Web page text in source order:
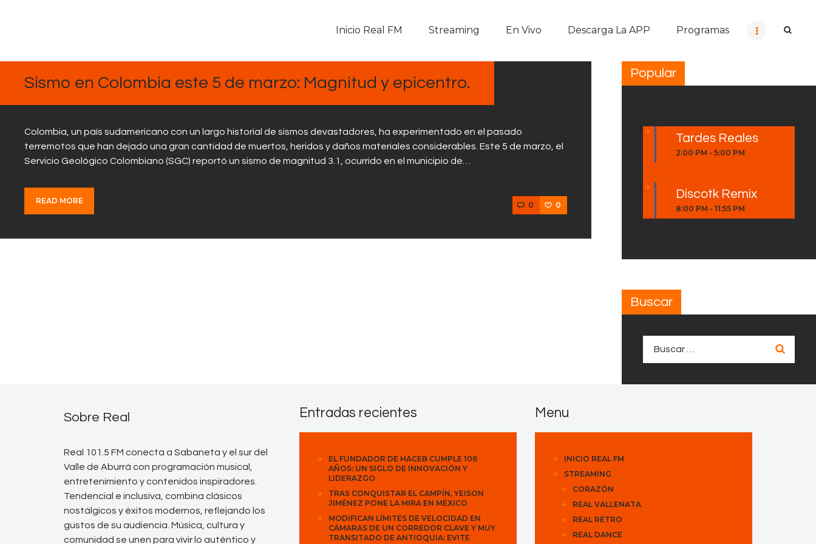
Inicio Real FM Streaming En Vivo Descarga La APP Programas
En Vivo
Programas
Sobre Nosotros
Sismo en Colombia este 5 de marzo: Magnitud y epicentro.
Colombia, un país sudamericano con un largo historial de sismos devastadores, ha experimentado en el pasado
terremotos que han dejado una gran cantidad de muertos, heridos y daños materiales considerables. Este 5 de marzo, el
Servicio Geológico Colombiano (SGC) reportó un sismo de magnitud 3.1, ocurrido en el municipio de…
READ MORE 0 0
Popular
Tardes Reales
2:00 PM -5:00 PM
Discotk Remix
8:00 PM -11:55 PM
Buscar
Sobre Real
Real 101.5 FM conecta a Sabaneta y el sur del
Valle de Aburrá con programación musical,
entretenimiento y contenidos inspiradores.
Tendencial e inclusiva, combina clásicos
nostálgicos y éxitos modernos, reflejando los
gustos de su audiencia. Música, cultura y
comunidad se unen para vivir lo auténtico y
Entradas recientes
EL FUNDADOR DE HACEB CUMPLE 106
AÑOS: UN SIGLO DE INNOVACIÓN Y
LIDERAZGO
TRAS CONQUISTAR EL CAMPÍN, YEISON
JIMÉNEZ PONE LA MIRA EN MÉXICO
MODIFICAN LÍMITES DE VELOCIDAD EN
CÁMARAS DE UN CORREDOR CLAVE Y MUY
TRANSITADO DE ANTIOQUIA: EVITE
Menu
INICIO REAL FM
STREAMING
CORAZÓN
REAL VALLENATA
REAL RETRO
REAL DANCE